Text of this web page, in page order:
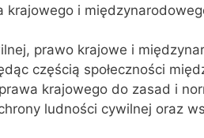
krajowego i
prawo krajowe i
częścią społeczności
krajowego do zasad i
ludności cywilnej oraz